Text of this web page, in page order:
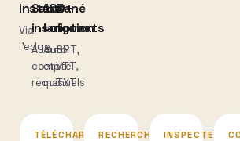
Instantané
Via
l’edge
Sans
inscription
Aucun
compte
requis
100+
langues
Auto
et
manuels
3
formats
SRT,
VTT,
TXT
TÉLÉCHARGERRECHERCHER INSPECTER